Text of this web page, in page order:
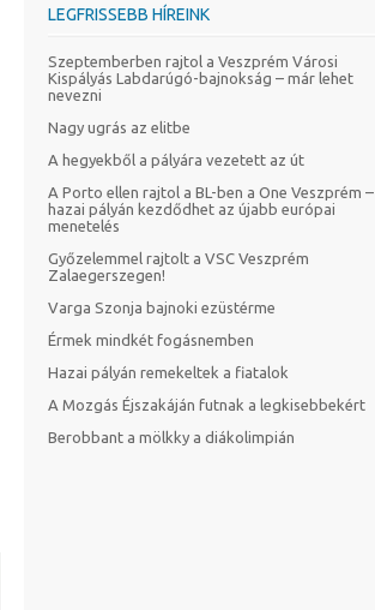
LEGFRISSEBB HÍREINK
Szeptemberben rajtol a Veszprém Városi
Kispályás Labdarúgó-bajnokság – már lehet
nevezni
Nagy ugrás az elitbe
A hegyekből a pályára vezetett az út
A Porto ellen rajtol a BL-ben a One Veszprém –
hazai pályán kezdődhet az újabb európai
menetelés
Győzelemmel rajtolt a VSC Veszprém
Zalaegerszegen!
Varga Szonja bajnoki ezüstérme
Érmek mindkét fogásnemben
Hazai pályán remekeltek a fiatalok
A Mozgás Éjszakáján futnak a legkisebbekért
Berobbant a mölkky a diákolimpián